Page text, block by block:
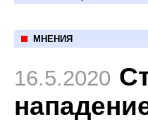
МНЕНИЯ
16.5.2020